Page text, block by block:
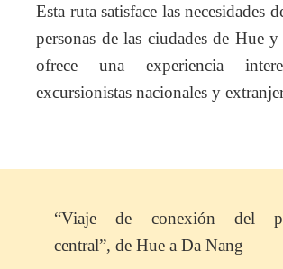
Esta ruta satisface las necesidades
personas de las ciudades de Hue
ofrece una experiencia
excursionistas nacionales y
“Viaje de conexión del
central”, de Hue a Da Nang